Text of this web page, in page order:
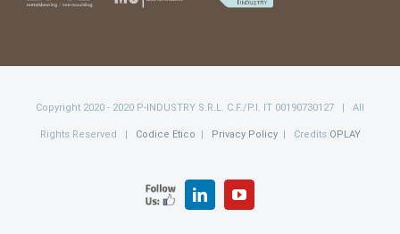
Copyright 2020 - 2020 P-INDUSTRY S.R.L. C.F./P.I. IT 00190730127 | All
Rights Reserved | Codice Etico Privacy Policy| Credits OPLAY
FOLLOW
US
LinkedInYouTube